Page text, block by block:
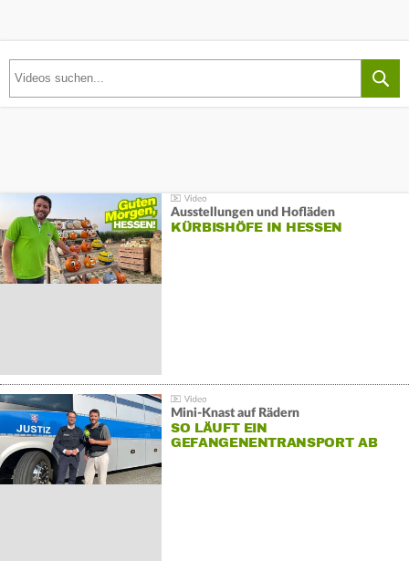
Ausstellungen und Hofläden
KÜRBISHÖFE IN HESSEN
Mini-Knast auf Rädern
SO LÄUFT EIN
GEFANGENENTRANSPORT AB